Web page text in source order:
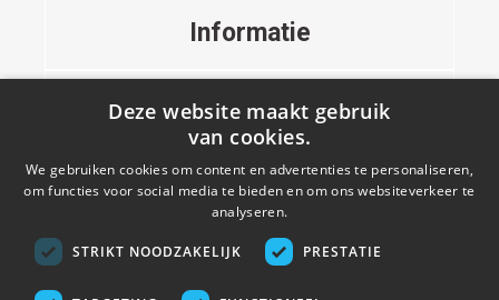
Informatie
Contact
Deze website maakt gebruik
van cookies.
We gebruiken cookies om content en advertenties te personaliseren,
om functies voor social media te bieden en om ons websiteverkeer te
analyseren.
STRIKT NOODZAKELIJK PRESTATIE